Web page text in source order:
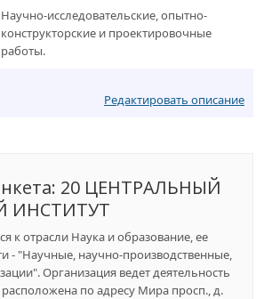
Научно-исследовательские, опытно-
конструкторские и проектировочные
работы.
Редактировать описание
20 ЦЕНТРАЛЬНЫЙ
ИНСТИТУТ
к отрасли Наука и образование, ее
- "Научные, научно-производственные,
Организация ведет деятельность
по адресу Мира просп., д.